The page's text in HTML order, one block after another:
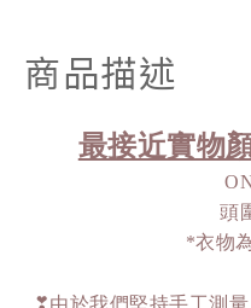
商品描述
最接近實物
頭
*衣物
❣由於我們堅持手工測